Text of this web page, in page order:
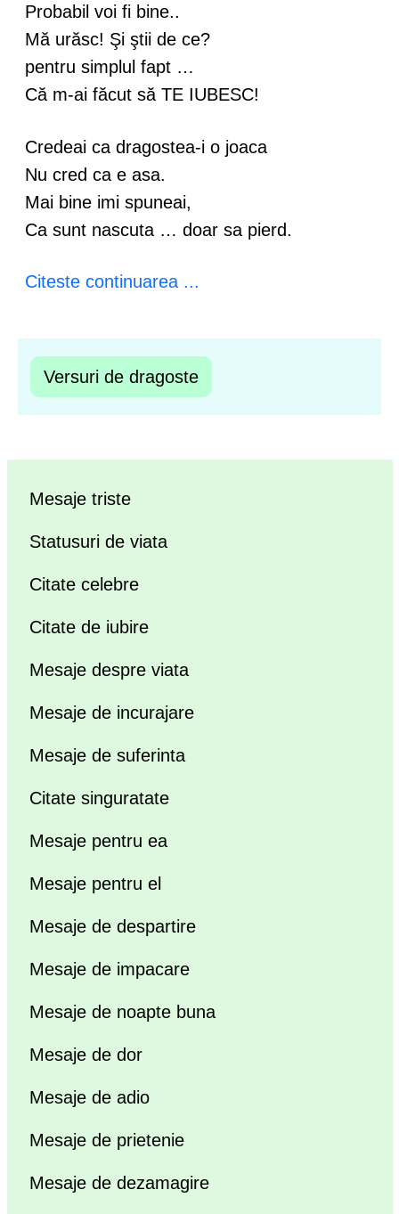
Probabil voi fi bine..
Mă urăsc! Şi ştii de ce?
pentru simplul fapt …
Că m-ai făcut să TE IUBESC!
Credeai ca dragostea-i o joaca
Nu cred ca e asa.
Mai bine imi spuneai,
Ca sunt nascuta … doar sa pierd.
Citeste continuarea ...
Versuri de dragoste
Mesaje triste
Statusuri de viata
Citate celebre
Citate de iubire
Mesaje despre viata
Mesaje de incurajare
Mesaje de suferinta
Citate singuratate
Mesaje pentru ea
Mesaje pentru el
Mesaje de despartire
Mesaje de impacare
Mesaje de noapte buna
Mesaje de dor
Mesaje de adio
Mesaje de prietenie
Mesaje de dezamagire